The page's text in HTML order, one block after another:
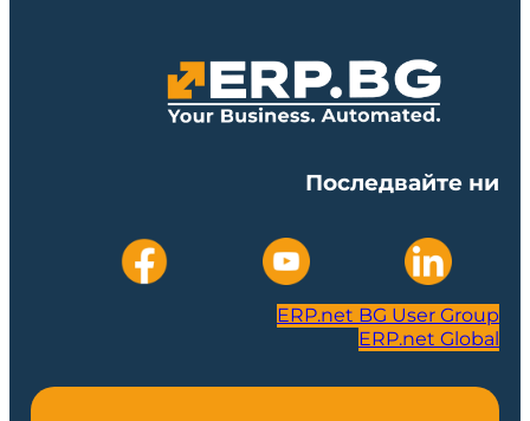
Последвайте ни
ERP.net BG User Group
ERP.net Global